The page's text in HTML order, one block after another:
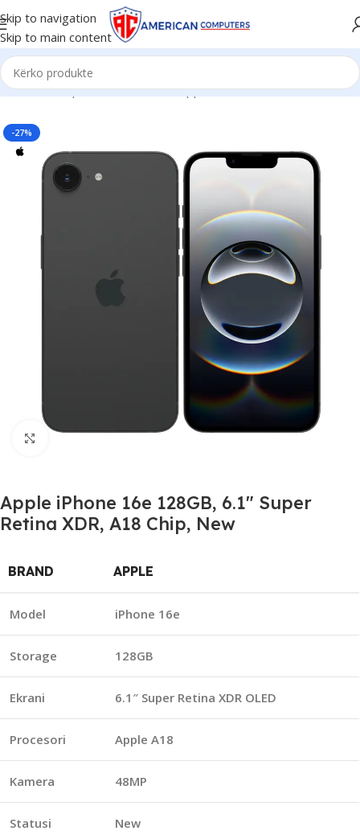
Skip to navigation
Skip to main content
Kreu/Smartphone & Aksesorë/Apple iPhone
-27%
Click to enlarge
Apple iPhone 16e 128GB, 6.1″ Super
Retina XDR, A18 Chip, New
BRAND APPLE
Model iPhone 16e
Storage 128GB
Ekrani 6.1″ Super Retina XDR OLED
Procesori Apple A18
Kamera 48MP
Statusi New